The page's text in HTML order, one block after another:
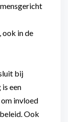
in de
bij
een
invloed
Ook